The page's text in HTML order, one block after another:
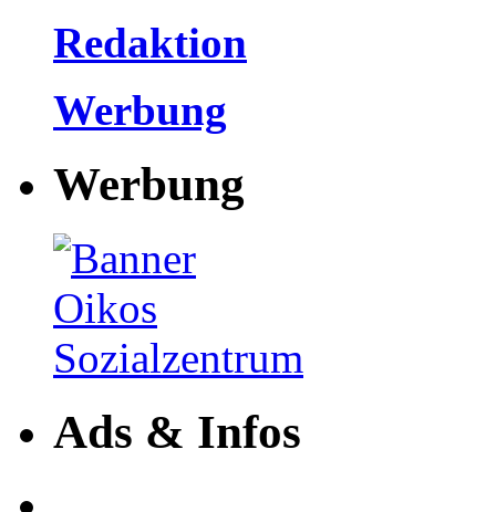
Redaktion
Werbung
Werbung
Ads & Infos